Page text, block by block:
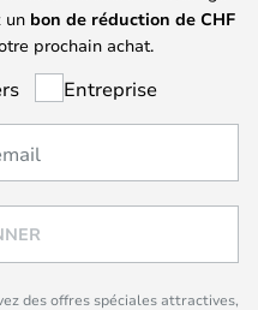
un bon de réduction de CHF
prochain achat.
Entreprise
des offres spéciales attractives,